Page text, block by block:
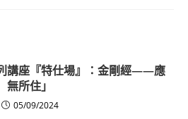
講座『特仕場』：金剛經——應
無所住」
05/09/2024